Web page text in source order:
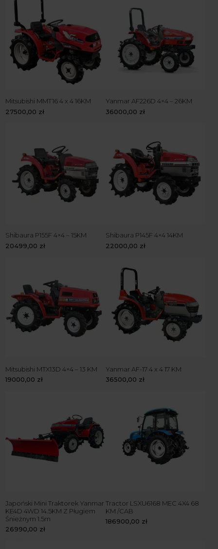
Mitsubishi MMT16 4 x 4 16KM
27500,00 zł
Yanmar AF226D 4×4 – 26KM
36000,00 zł
Shibaura P155F 4×4 – 15KM
20499,00 zł
Shibaura P145F 4×4 14KM
22000,00 zł
Mitsubishi MTX13D 4×4 – 13 KM
19000,00 zł
Yanmar AF-17 4 x 4 17 KM
36500,00 zł
Japoński Mini Traktorek Yanmar
KE4D 4WD 14.5KM Z Pługiem
Śnieżnym 1.5m
26990,00 zł
Tractor LSXU6168 MEC 4X4 68
KM /CAB
186900,00 zł